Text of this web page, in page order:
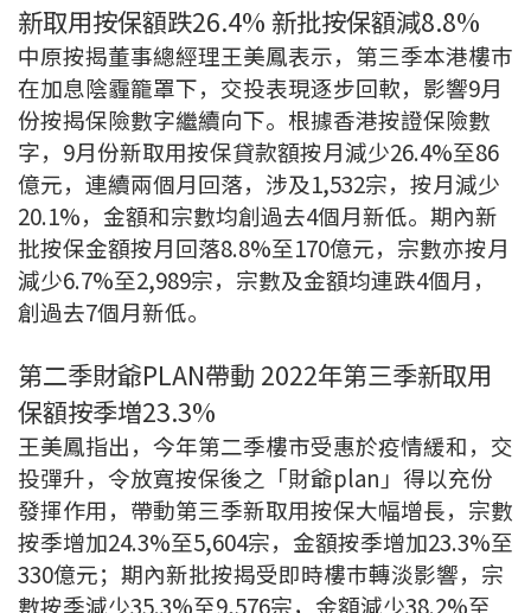
新取用按保額跌26.4% 新批按保額減8.8%
中原按揭董事總經理王美鳳表示，第三季本港樓巿
在加息陰霾籠罩下，交投表現逐步回軟，影響9月
份按揭保險數字繼續向下。根據香港按證保險數
字，9月份新取用按保貸款額按月減少26.4%至86
億元，連續兩個月回落，涉及1,532宗，按月減少
20.1%，金額和宗數均創過去4個月新低。期內新
批按保金額按月回落8.8%至170億元，宗數亦按月
減少6.7%至2,989宗，宗數及金額均連跌4個月，
創過去7個月新低。
第二季財爺PLAN帶動 2022年第三季新取用
保額按季増23.3%
王美鳳指出，今年第二季樓市受惠於疫情緩和，交
投彈升，令放寬按保後之「財爺plan」得以充份
發揮作用，帶動第三季新取用按保大幅增長，宗數
按季增加24.3%至5,604宗，金額按季增加23.3%至
330億元；期內新批按揭受即時樓巿轉淡影響，宗
數按季減少35.3%至9,576宗，金額減少38.2%至